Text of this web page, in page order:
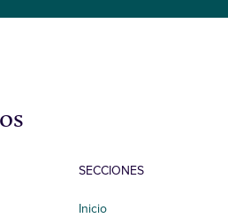
SECCIONES
Inicio